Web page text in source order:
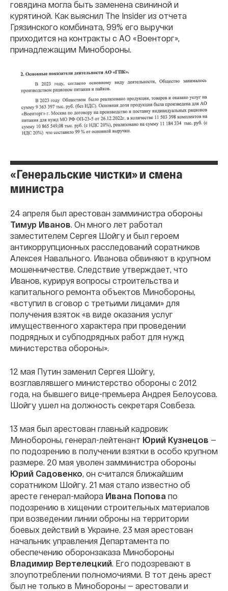
говядина могла быть заменена свининой и
курятиной. Как выяснил The Insider из отчета
Грязинского комбината, 99% его выручки
приходится на контракты с АО «Военторг»,
принадлежащим Минобороны.
«Генеральские чистки» и смена
министра
24 апреля был арестован замминистра обороны
Тимур Иванов . Он много лет работал
заместителем Сергея Шойгу и был героем
антикоррупционных расследований соратников
Алексея Навального. Иванова обвиняют в крупном
мошенничестве. Следствие утверждает, что
Иванов, курируя вопросы строительства и
капитального ремонта объектов Минобороны,
«вступил в сговор с третьими лицами» для
получения взяток «в виде оказания услуг
имущественного характера при проведении
подрядных и субподрядных работ для нужд
министерства обороны».
12 мая Путин заменил Сергея Шойгу,
возглавлявшего министерство обороны с 2012
года, на бывшего вице-премьера Андрея Белоусова.
Шойгу ушел на должность секретаря Совбеза.
13 мая был арестован главный кадровик
Минобороны, генерал-лейтенант Юрий Кузнецов —
по подозрению в получении взятки в особо крупном
размере. 20 мая уволен замминистра обороны
Юрий Садовенко , он считался ближайшим
соратником Шойгу. 21 мая стало известно об
аресте генерал-майора Ивана Попова по
подозрению в хищении строительных материалов
при возведении линии оброны на территории
боевых действий в Украине. 23 мая арестован
начальник управления Департамента по
обеспечению оборонзаказа Минобороны
Владимир Вертелецкий . Его подозревают в
злоупотреблении полномочиями. В тот день арест
был не только в Минобороны — арестовали и